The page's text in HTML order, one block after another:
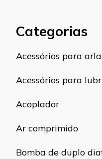
Categorias
Acessórios para
Acessórios para
Acoplador
Ar comprimido
Bomba de duplo